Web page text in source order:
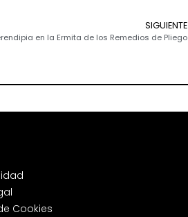
SIGUIENTE
en la Ermita de los Remedios de Pliego
Cookies